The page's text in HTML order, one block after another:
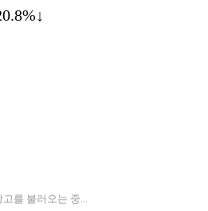
고를 불러오는 중...